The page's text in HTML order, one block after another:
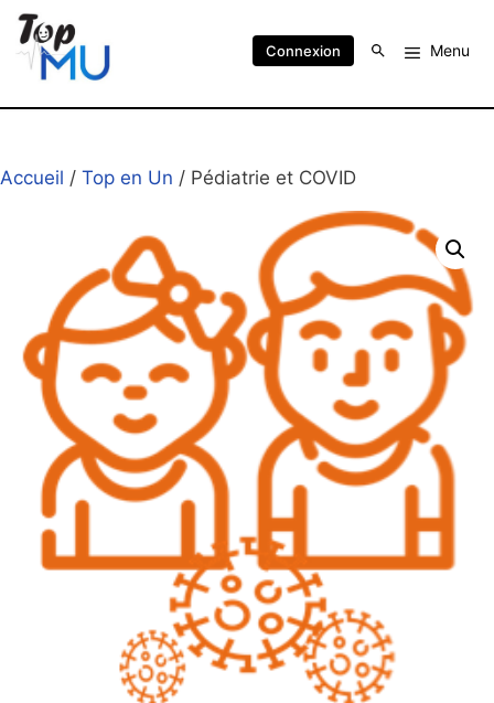
Connexion Menu
Accueil / Top en Un / Pédiatrie et COVID